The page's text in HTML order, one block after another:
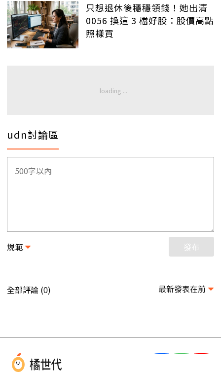
只想退休後穩穩領錢！她出清
0056 換這 3 檔好股：股價高點
照樣買
udn討論區
規範 發布
全部評論 (0) 最新發表在前